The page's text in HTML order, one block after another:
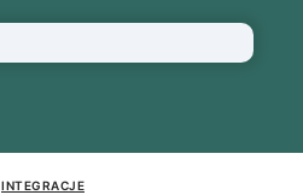
INTEGRACJE